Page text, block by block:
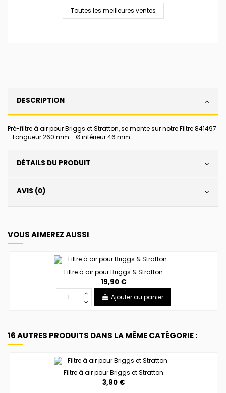
Toutes les meilleures ventes
DESCRIPTION
Pré-filtre à air pour Briggs et Stratton, se monte sur notre Filtre 841497
- Longueur 260 mm - Ø intérieur 46 mm
DÉTAILS DU PRODUIT
AVIS (0)
VOUS AIMEREZ AUSSI
Filtre à air pour Briggs & Stratton
19,90 €
Ajouter au panier
16 AUTRES PRODUITS DANS LA MÊME CATÉGORIE :
Filtre à air pour Briggs et Stratton
3,90 €